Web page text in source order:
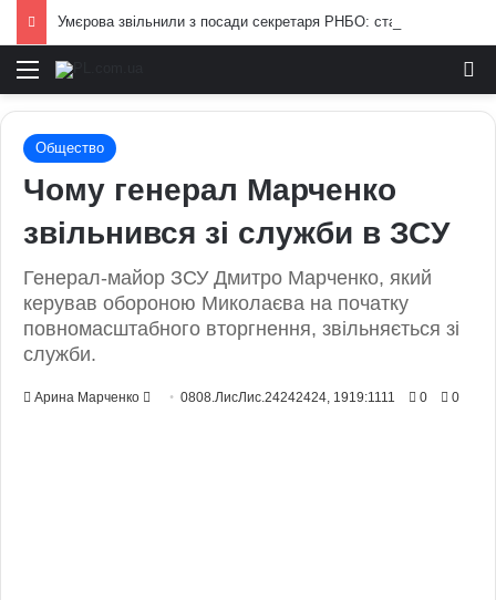
Меню
Общество
Чому генерал Марченко
звільнився зі служби в ЗСУ
Генерал-майор ЗСУ Дмитро Марченко, який
керував обороною Миколаєва на початку
повномасштабного вторгнення, звільняється зі
служби.
Арина Марченко
Send0808.ЛисЛис.24242424, 1919:1111 0 0